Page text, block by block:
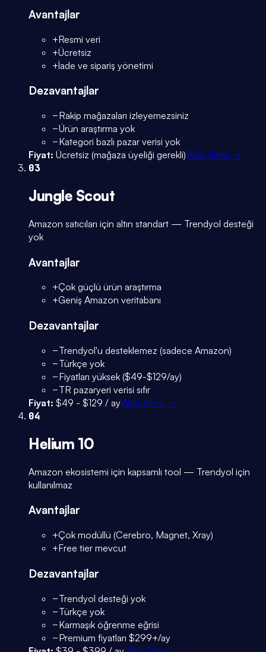
Avantajlar
+Resmi veri
+Ücretsiz
+İade ve sipariş yönetimi
Dezavantajlar
−Rakip mağazaları izleyemezsiniz
−Ürün araştırma yok
−Kategori bazlı pazar verisi yok
Fiyat: Ücretsiz (mağaza üyeliği gerekli)Web Sitesi →
03
Jungle Scout
Amazon satıcıları için altın standart — Trendyol desteği
yok
Avantajlar
+Çok güçlü ürün araştırma
+Geniş Amazon veritabanı
Dezavantajlar
−Trendyol'u desteklemez (sadece Amazon)
−Türkçe yok
−Fiyatları yüksek ($49-$129/ay)
−TR pazaryeri verisi sıfır
Fiyat: $49 - $129 / ayWeb Sitesi →
04
Helium 10
Amazon ekosistemi için kapsamlı tool — Trendyol için
kullanılmaz
Avantajlar
+Çok modüllü (Cerebro, Magnet, Xray)
+Free tier mevcut
Dezavantajlar
−Trendyol desteği yok
−Türkçe yok
−Karmaşık öğrenme eğrisi
−Premium fiyatları $299+/ay